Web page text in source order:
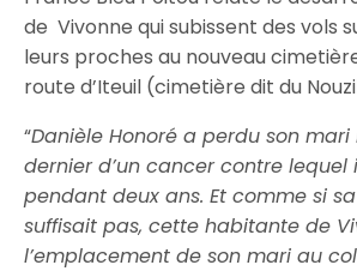
de Vivonne qui subissent des vols
leurs proches au nouveau
route d’Iteuil (cimetière dit du
“Danièle Honoré a perdu son
dernier d’un cancer contre lequel
pendant deux ans. Et comme si
suffisait pas, cette habitante de
l’emplacement de son mari au